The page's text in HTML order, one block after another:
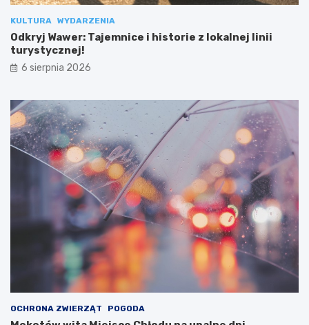
KULTURA WYDARZENIA
Odkryj Wawer: Tajemnice i historie z lokalnej linii
turystycznej!
6 sierpnia 2026
OCHRONA ZWIERZĄT POGODA